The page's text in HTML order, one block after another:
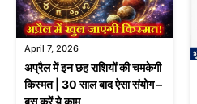
April 7, 2026
अप्रैल में इन छह राशियों की चमकेगी
किस्मत | 30 साल बाद ऐसा संयोग –